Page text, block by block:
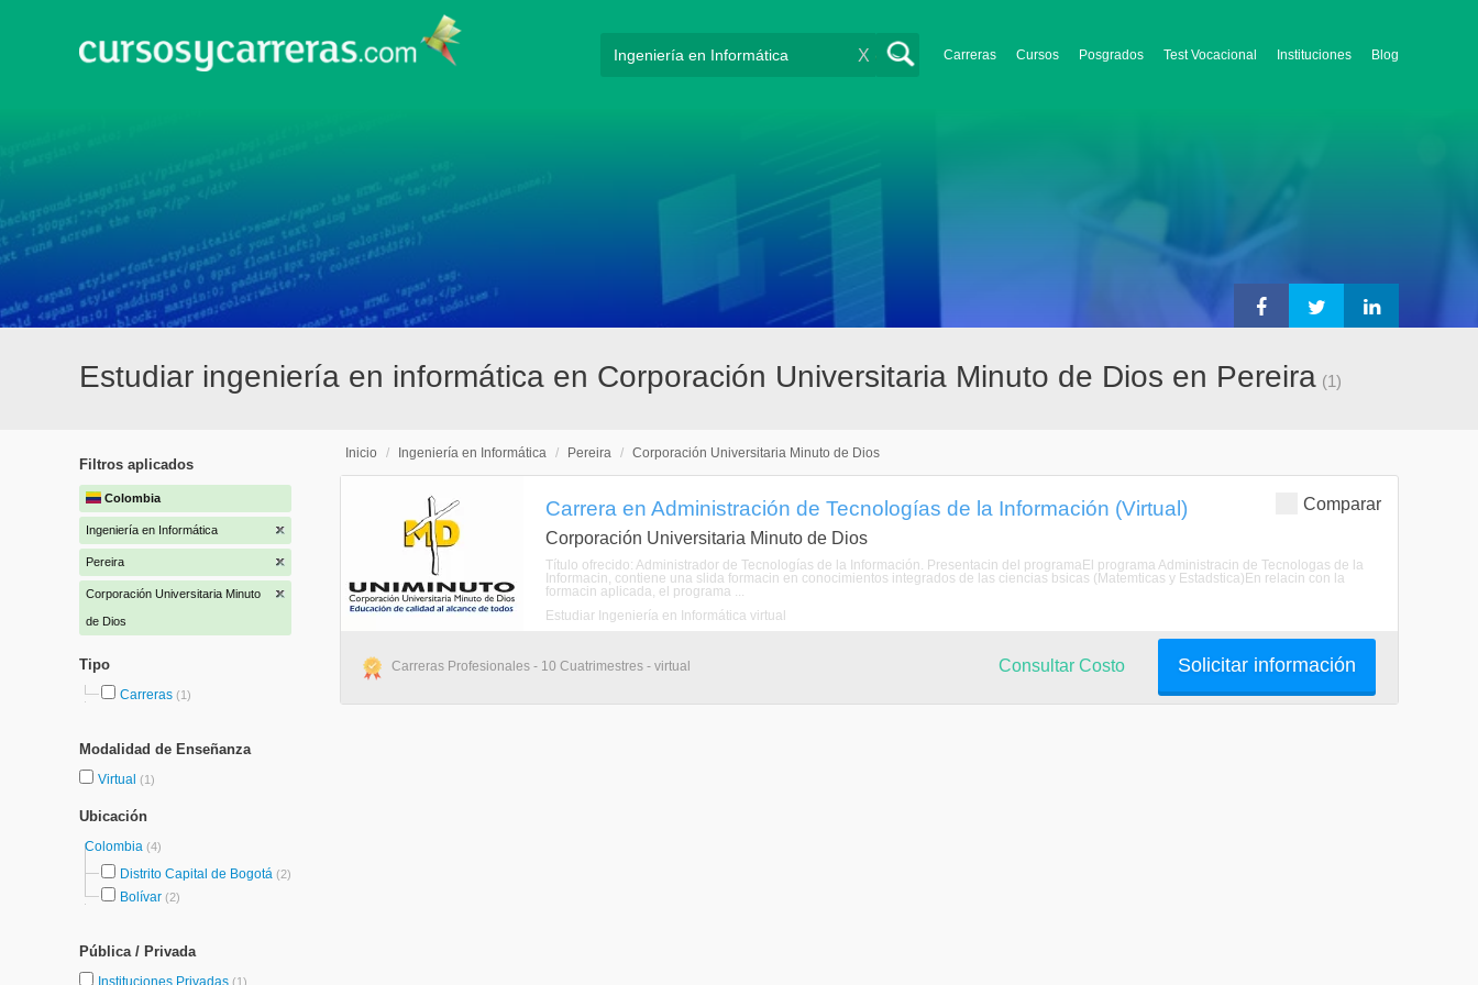
Carreras Cursos Posgrados Test Vocacional Instituciones Blog
X
Estudiar ingeniería en informática en Corporación Universitaria Minuto de Dios en Pereira (1)
Filtros aplicados
Colombia
Ingeniería en Informática
Pereira
Corporación Universitaria Minuto
de Dios
Tipo
Carreras (1)
Modalidad de Enseñanza
Virtual (1)
Ubicación
Colombia (4)
Distrito Capital de Bogotá (2)
Bolívar (2)
Pública / Privada
Instituciones Privadas (1)
Inicio / Ingeniería en Informática / Pereira / Corporación Universitaria Minuto de Dios
Comparar
Carrera en Administración de Tecnologías de la Información (Virtual)
Corporación Universitaria Minuto de Dios
Título ofrecido: Administrador de Tecnologías de la Información. Presentacin del programaEl programa Administracin de Tecnologas de la
Informacin, contiene una slida formacin en conocimientos integrados de las ciencias bsicas (Matemticas y Estadstica)En relacin con la
formacin aplicada, el programa ...
Estudiar Ingeniería en Informática virtual
Carreras Profesionales - 10 Cuatrimestres - virtual Solicitar información
Consultar Costo